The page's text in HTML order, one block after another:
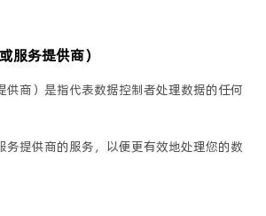
服务提供商）
供商）是指代表数据控制者处理数据的任何
务提供商的服务，以便更有效地处理您的数